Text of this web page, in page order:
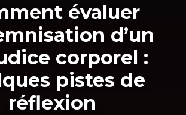
évaluer
d’un
corporel :
pistes de
réflexion